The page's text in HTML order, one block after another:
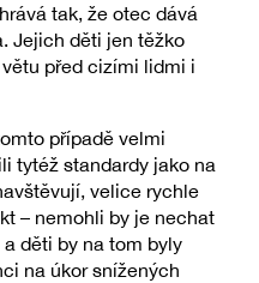
tak, že otec dává
Jejich děti jen těžko
před cizími lidmi i
případě velmi
tytéž standardy jako na
velice rychle
– nemohli by je nechat
děti by na tom byly
na úkor snížených